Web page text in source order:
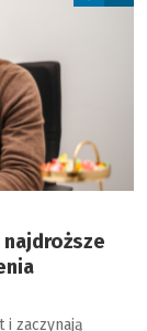
zaczynają